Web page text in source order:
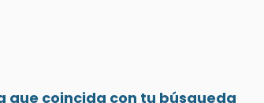
que coincida con tu búsqueda